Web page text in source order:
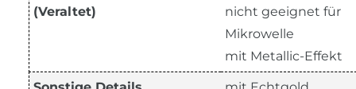
(Veraltet)
nicht geeignet für
Mikrowelle
mit Metallic-Effekt